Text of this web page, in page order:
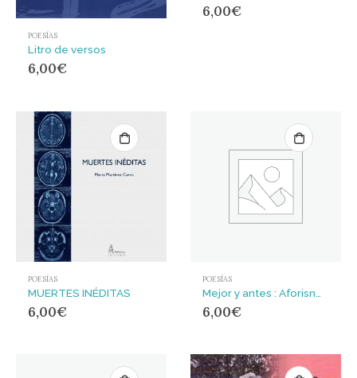
POESÍAS
Litro de versos
6,00€
6,00€
POESÍAS
MUERTES INÉDITAS
6,00€
POESÍAS
6,00€